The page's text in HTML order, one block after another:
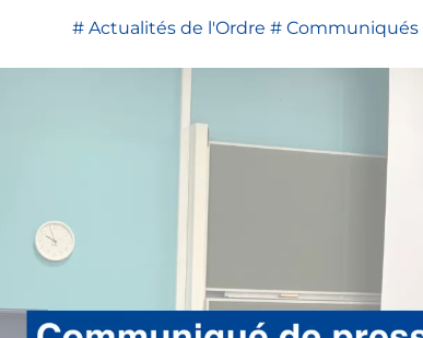
Actualités de l'Ordre Communiqués